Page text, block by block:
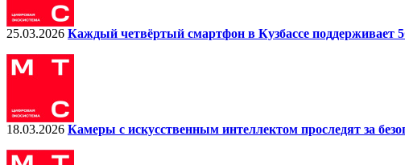
25.03.2026 Каждый четвёртый смартфон в Кузбассе поддерживает
18.03.2026 Камеры с искусственным интеллектом проследят за